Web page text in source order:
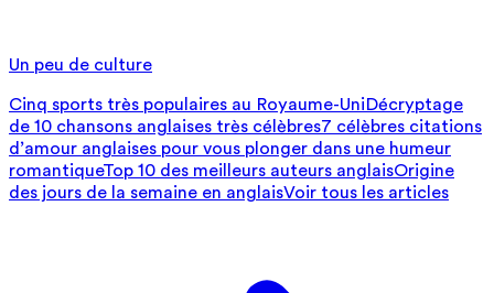
Un peu de culture
Cinq sports très populaires au Royaume-UniDécryptage
de 10 chansons anglaises très célèbres7 célèbres citations
d’amour anglaises pour vous plonger dans une humeur
romantiqueTop 10 des meilleurs auteurs anglaisOrigine
des jours de la semaine en anglaisVoir tous les articles